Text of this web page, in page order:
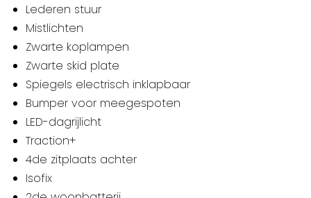
Lederen stuur
Mistlichten
Zwarte koplampen
Zwarte skid plate
Spiegels electrisch inklapbaar
Bumper voor meegespoten
LED-dagrijlicht
Traction+
4de zitplaats achter
Isofix